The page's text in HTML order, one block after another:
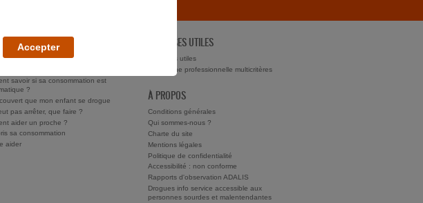
ET VOS PROCHES
parler des drogues à mes enfants ?
savoir si sa consommation est
?
que mon enfant se drogue
pas arrêter, que faire ?
aider un proche ?
sa consommation
aider
ADRESSES UTILES
Adresses utiles
Recherche professionnelle multicritères
À PROPOS
Conditions générales
Qui sommes-nous ?
Charte du site
Mentions légales
Politique de confidentialité
Accessibilité : non conforme
Rapports d'observation ADALIS
Drogues info service accessible aux
personnes sourdes et malentendantes
Accepter